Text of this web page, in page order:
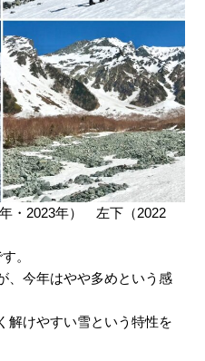
・2023年） 左下（2022
。
、今年はやや多めという感
解けやすい雪という特性を